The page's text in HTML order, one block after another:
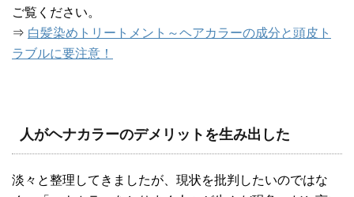
ご覧ください。
⇒ 白髪染めトリートメント～ヘアカラーの成分と頭皮ト
ラブルに要注意！
人がヘナカラーのデメリットを生み出した
淡々と整理してきましたが、現状を批判したいのではな